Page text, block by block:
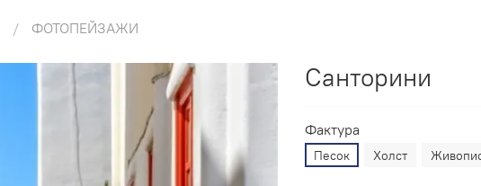
ФОТОПЕЙЗАЖИ
Санторини
Фактура
Песок Холст